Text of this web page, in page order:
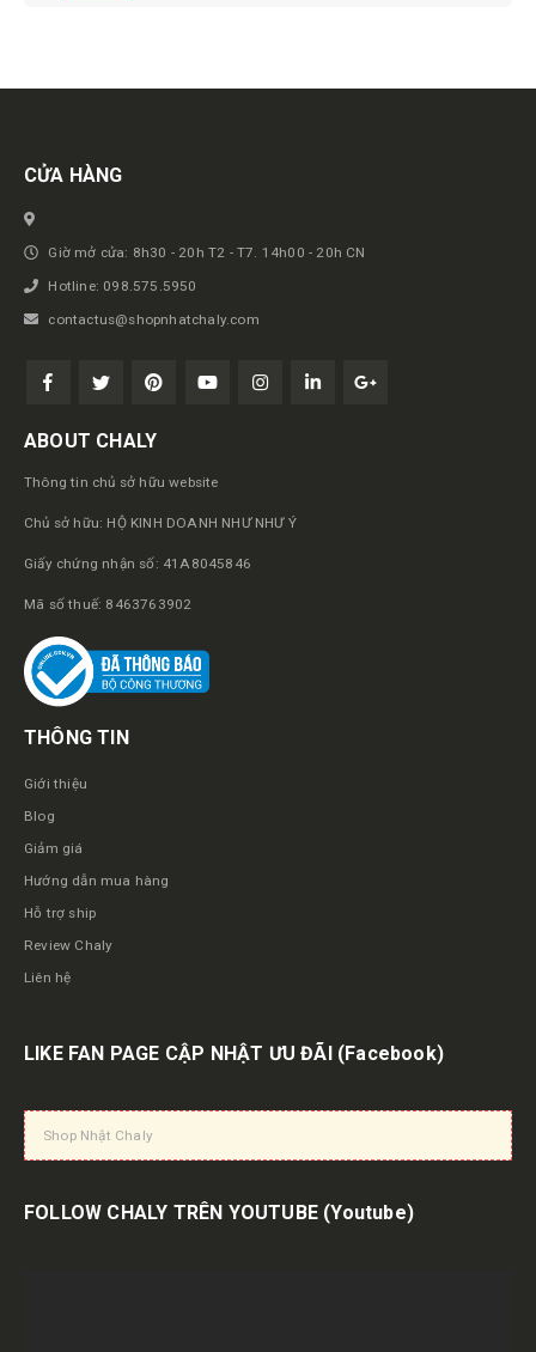
Get in touch
CỬA HÀNG
Giờ mở cửa: 8h30 - 20h T2 - T7. 14h00 - 20h CN
Hotline: 098.575.5950
contactus@shopnhatchaly.com
ABOUT CHALY
Thông tin chủ sở hữu website
Chủ sở hữu: HỘ KINH DOANH NHƯ NHƯ Ý
Giấy chứng nhận số: 41A8045846
Mã số thuế: 8463763902
THÔNG TIN
Giới thiệu
Blog
Giảm giá
Hướng dẫn mua hàng
Hỗ trợ ship
Review Chaly
Liên hệ
LIKE FAN PAGE CẬP NHẬT ƯU ĐÃI (Facebook)
Shop Nhật Chaly
FOLLOW CHALY TRÊN YOUTUBE (Youtube)